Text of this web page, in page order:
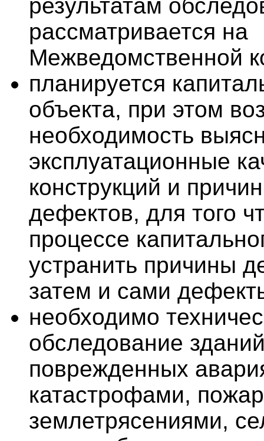
результатам
рассматривается на
Межведомственной
планируется
объекта, при этом
необходимость
эксплуатационные
конструкций и
дефектов, для того
процессе
устранить причины
затем и сами
необходимо
обследование
поврежденных
катастрофами,
землетрясениями,